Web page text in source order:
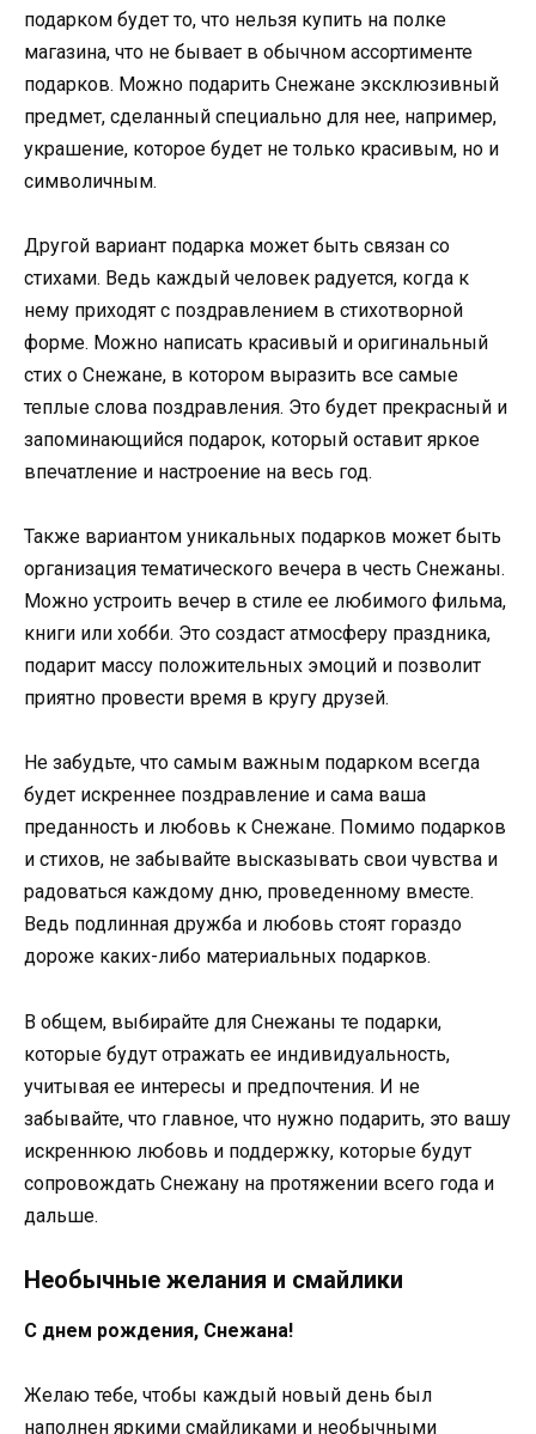
подарком будет то, что нельзя купить на полке
магазина, что не бывает в обычном ассортименте
подарков. Можно подарить Снежане эксклюзивный
предмет, сделанный специально для нее, например,
украшение, которое будет не только красивым, но и
символичным.
Другой вариант подарка может быть связан со
стихами. Ведь каждый человек радуется, когда к
нему приходят с поздравлением в стихотворной
форме. Можно написать красивый и оригинальный
стих о Снежане, в котором выразить все самые
теплые слова поздравления. Это будет прекрасный и
запоминающийся подарок, который оставит яркое
впечатление и настроение на весь год.
Также вариантом уникальных подарков может быть
организация тематического вечера в честь Снежаны.
Можно устроить вечер в стиле ее любимого фильма,
книги или хобби. Это создаст атмосферу праздника,
подарит массу положительных эмоций и позволит
приятно провести время в кругу друзей.
Не забудьте, что самым важным подарком всегда
будет искреннее поздравление и сама ваша
преданность и любовь к Снежане. Помимо подарков
и стихов, не забывайте высказывать свои чувства и
радоваться каждому дню, проведенному вместе.
Ведь подлинная дружба и любовь стоят гораздо
дороже каких-либо материальных подарков.
В общем, выбирайте для Снежаны те подарки,
которые будут отражать ее индивидуальность,
учитывая ее интересы и предпочтения. И не
забывайте, что главное, что нужно подарить, это вашу
искреннюю любовь и поддержку, которые будут
сопровождать Снежану на протяжении всего года и
дальше.
Необычные желания и смайлики
С днем рождения, Снежана!
Желаю тебе, чтобы каждый новый день был
наполнен яркими смайликами и необычными